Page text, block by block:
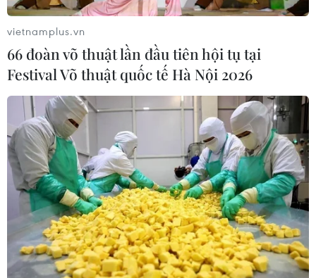
vietnamplus.vn
66 đoàn võ thuật lần đầu tiên hội tụ tại
Festival Võ thuật quốc tế Hà Nội 2026